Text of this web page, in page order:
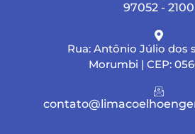
97052 - 2100
Rua: Antônio Júlio dos
Morumbi | CEP: